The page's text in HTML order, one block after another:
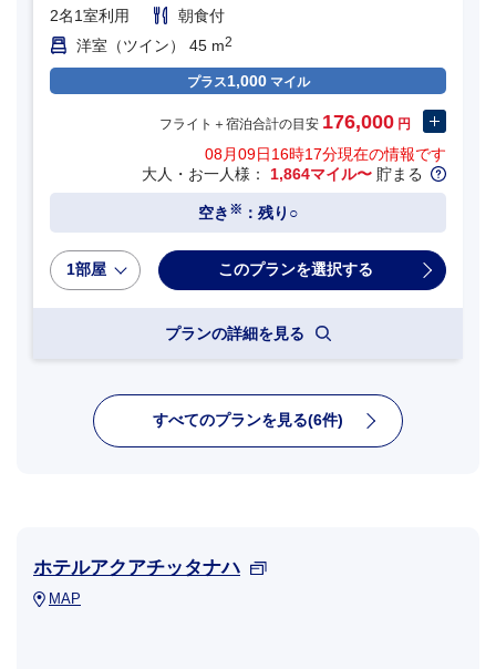
2名1室利用
朝食付
洋室（ツイン） 45 m2
プラス1,000マイル
フライト＋宿泊合計の目安 176,000 円
08月09日16時17分現在の情報です
大人・お一人様： 1,864マイル〜 貯まる
空き ※ ：残り○
1部屋
プランの詳細を見る
すべてのプランを見る(6件)
ホテルアクアチッタナハ
MAP